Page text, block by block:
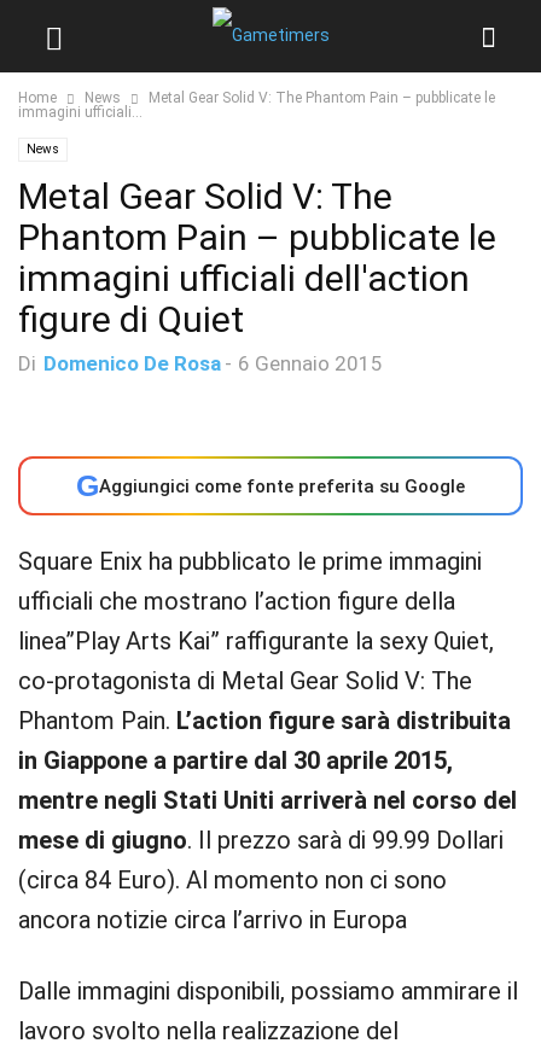
Home News
Metal Gear Solid V: The Phantom Pain – pubblicate le
immagini ufficiali...
News
Metal Gear Solid V: The
Phantom Pain – pubblicate le
immagini ufficiali dell'action
figure di Quiet
Di Domenico De Rosa - 6 Gennaio 2015
GAggiungici come fonte preferita su Google
Square Enix ha pubblicato le prime immagini
ufficiali che mostrano l’action figure della
linea”Play Arts Kai” raffigurante la sexy Quiet,
co-protagonista di Metal Gear Solid V: The
Phantom Pain. L’action figure sarà distribuita
in Giappone a partire dal 30 aprile 2015,
mentre negli Stati Uniti arriverà nel corso del
mese di giugno. Il prezzo sarà di 99.99 Dollari
(circa 84 Euro). Al momento non ci sono
ancora notizie circa l’arrivo in Europa
Dalle immagini disponibili, possiamo ammirare il
lavoro svolto nella realizzazione del